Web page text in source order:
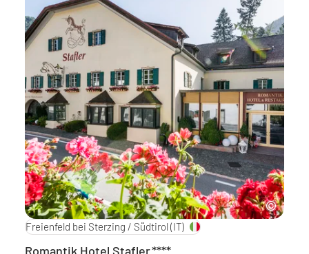
Freienfeld bei Sterzing / Südtirol (IT)
Romantik Hotel Stafler****